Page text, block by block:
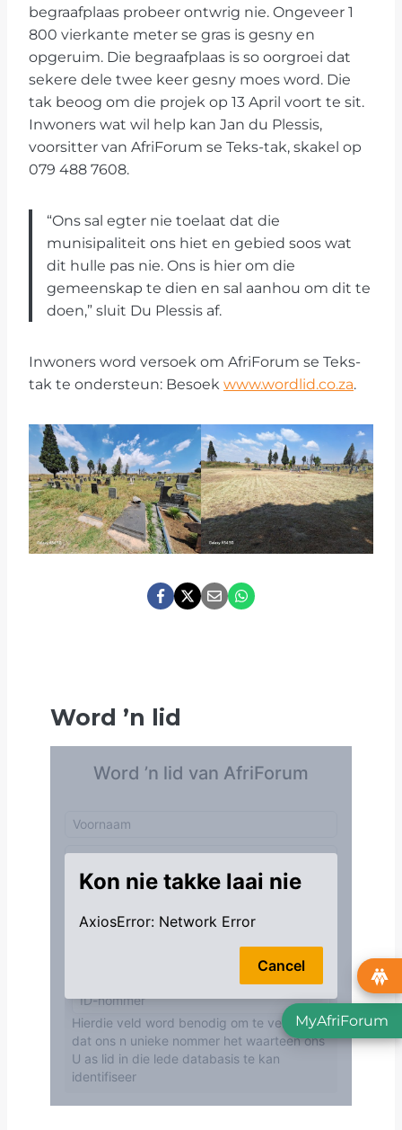
begraafplaas probeer ontwrig nie. Ongeveer 1
800 vierkante meter se gras is gesny en
opgeruim. Die begraafplaas is so oorgroei dat
sekere dele twee keer gesny moes word. Die
tak beoog om die projek op 13 April voort te sit.
Inwoners wat wil help kan Jan du Plessis,
voorsitter van AfriForum se Teks-tak, skakel op
079 488 7608.
“Ons sal egter nie toelaat dat die
munisipaliteit ons hiet en gebied soos wat
dit hulle pas nie. Ons is hier om die
gemeenskap te dien en sal aanhou om dit te
doen,” sluit Du Plessis af.
Inwoners word versoek om AfriForum se Teks-
tak te ondersteun: Besoek www.wordlid.co.za.
Word ’n lid
MyAfriForum